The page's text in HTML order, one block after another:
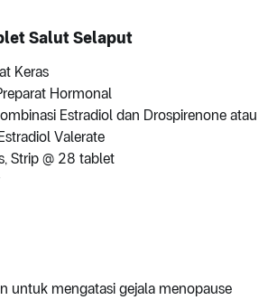
Salut Selaput
Keras
Hormonal
Estradiol dan Drospirenone atau
Valerate
Strip @ 28 tablet
untuk mengatasi gejala menopause